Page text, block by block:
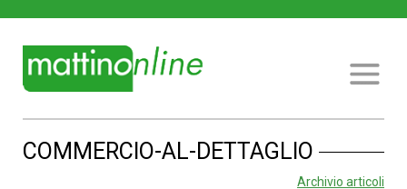
COMMERCIO-AL-DETTAGLIO
Archivio articoli